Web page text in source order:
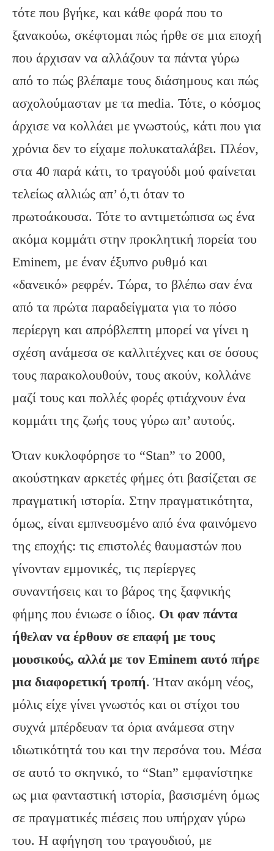
τότε που βγήκε, και κάθε φορά που το
ξανακούω, σκέφτομαι πώς ήρθε σε μια εποχή
που άρχισαν να αλλάζουν τα πάντα γύρω
από το πώς βλέπαμε τους διάσημους και πώς
ασχολούμασταν με τα media. Τότε, ο κόσμος
άρχισε να κολλάει με γνωστούς, κάτι που για
χρόνια δεν το είχαμε πολυκαταλάβει. Πλέον,
στα 40 παρά κάτι, το τραγούδι μού φαίνεται
τελείως αλλιώς απ’ ό,τι όταν το
πρωτοάκουσα. Τότε το αντιμετώπισα ως ένα
ακόμα κομμάτι στην προκλητική πορεία του
Eminem, με έναν έξυπνο ρυθμό και
«δανεικό» ρεφρέν. Τώρα, το βλέπω σαν ένα
από τα πρώτα παραδείγματα για το πόσο
περίεργη και απρόβλεπτη μπορεί να γίνει η
σχέση ανάμεσα σε καλλιτέχνες και σε όσους
τους παρακολουθούν, τους ακούν, κολλάνε
μαζί τους και πολλές φορές φτιάχνουν ένα
κομμάτι της ζωής τους γύρω απ’ αυτούς.
Όταν κυκλοφόρησε το “Stan” το 2000,
ακούστηκαν αρκετές φήμες ότι βασίζεται σε
πραγματική ιστορία. Στην πραγματικότητα,
όμως, είναι εμπνευσμένο από ένα φαινόμενο
της εποχής: τις επιστολές θαυμαστών που
γίνονταν εμμονικές, τις περίεργες
συναντήσεις και το βάρος της ξαφνικής
φήμης που ένιωσε ο ίδιος. Οι φαν πάντα
ήθελαν να έρθουν σε επαφή με τους
μουσικούς, αλλά με τον Eminem αυτό πήρε
μια διαφορετική τροπή. Ήταν ακόμη νέος,
μόλις είχε γίνει γνωστός και οι στίχοι του
συχνά μπέρδευαν τα όρια ανάμεσα στην
ιδιωτικότητά του και την περσόνα του. Μέσα
σε αυτό το σκηνικό, το “Stan” εμφανίστηκε
ως μια φανταστική ιστορία, βασισμένη όμως
σε πραγματικές πιέσεις που υπήρχαν γύρω
του. Η αφήγηση του τραγουδιού, με